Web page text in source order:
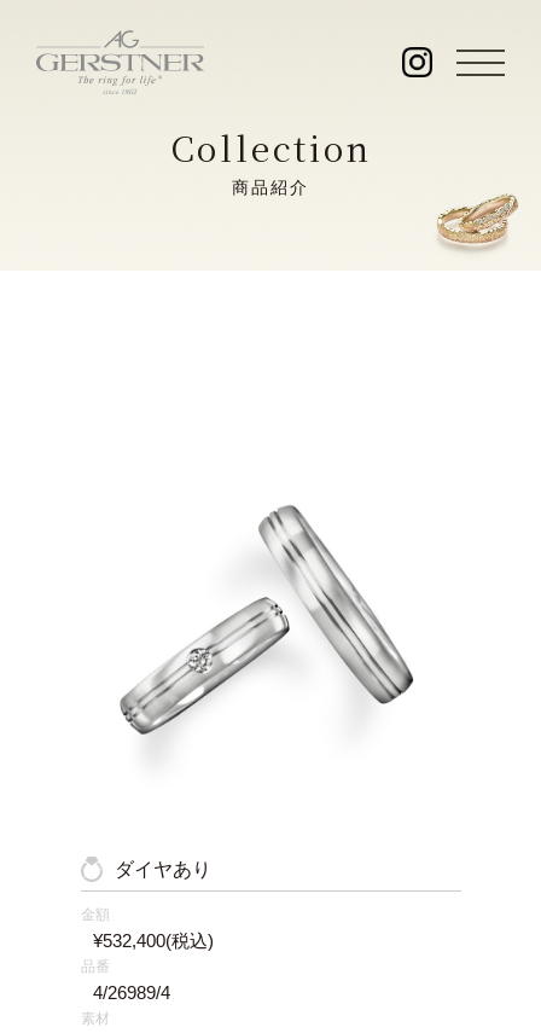
Collection
商品紹介
ダイヤあり
金額
¥532,400(税込)
品番
4/26989/4
素材